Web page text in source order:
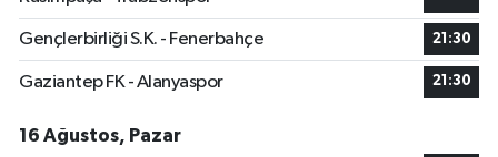
Gençlerbirliği S.K. - Fenerbahçe 21:30
Gaziantep FK - Alanyaspor 21:30
16 Ağustos, Pazar